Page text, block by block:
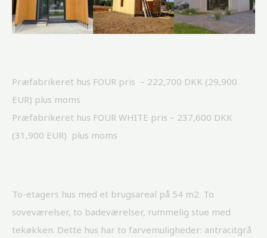
Præfabrikeret hus FOUR pris – 222,700 DKK (29,900
EUR) plus moms
Præfabrikeret hus FOUR WHITE pris – 237,600 DKK
(31,900 EUR) plus moms
To-etagers hus med et brugsareal på 54 m2. To
soveværelser, to badeværelser, rummelig stue med
tekøkken. Dette hus har to farvemuligheder: antracitgrå